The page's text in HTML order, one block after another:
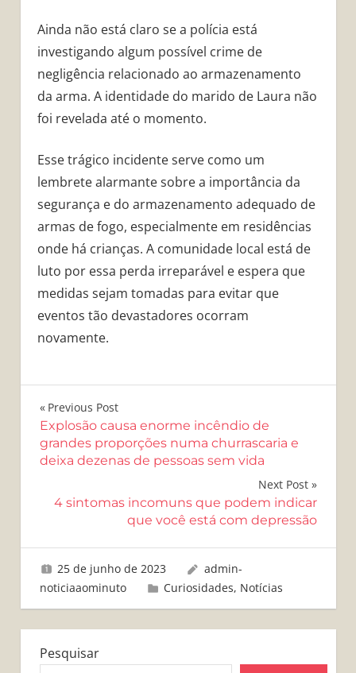
Ainda não está claro se a polícia está
investigando algum possível crime de
negligência relacionado ao armazenamento
da arma. A identidade do marido de Laura não
foi revelada até o momento.
Esse trágico incidente serve como um
lembrete alarmante sobre a importância da
segurança e do armazenamento adequado de
armas de fogo, especialmente em residências
onde há crianças. A comunidade local está de
luto por essa perda irreparável e espera que
medidas sejam tomadas para evitar que
eventos tão devastadores ocorram
novamente.
Navegação
de
Post
Previous Post
Explosão causa enorme incêndio de
grandes proporções numa churrascaria e
deixa dezenas de pessoas sem vida
Next Post
4 sintomas incomuns que podem indicar
que você está com depressão
25 de junho de 2023
admin-
noticiaaominuto
Curiosidades, Notícias
Pesquisar